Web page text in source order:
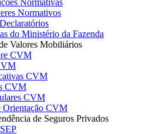
Normativos
do Ministério da Fazenda
Valores Mobiliários
CVM
CVM
CVM
CVM
Orientação CVM
de Seguros Privados